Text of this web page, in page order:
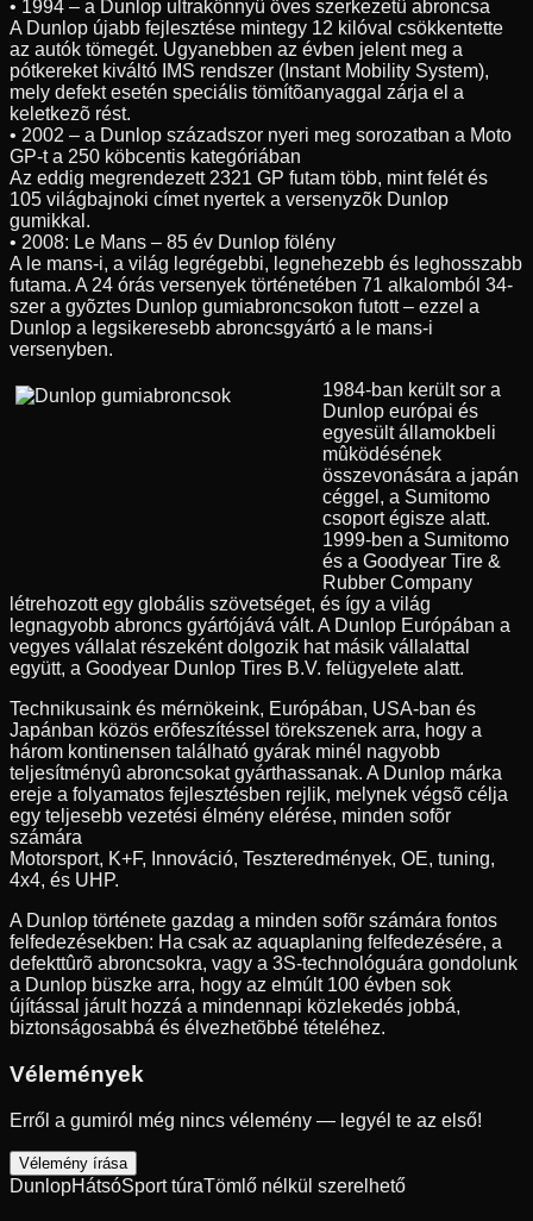
• 1994 – a Dunlop ultrakönnyû öves szerkezetû abroncsa
A Dunlop újabb fejlesztése mintegy 12 kilóval csökkentette
az autók tömegét. Ugyanebben az évben jelent meg a
pótkereket kiváltó IMS rendszer (Instant Mobility System),
mely defekt esetén speciális tömítõanyaggal zárja el a
keletkezõ rést.
• 2002 – a Dunlop századszor nyeri meg sorozatban a Moto
GP-t a 250 köbcentis kategóriában
Az eddig megrendezett 2321 GP futam több, mint felét és
105 világbajnoki címet nyertek a versenyzõk Dunlop
gumikkal.
• 2008: Le Mans – 85 év Dunlop fölény
A le mans-i, a világ legrégebbi, legnehezebb és leghosszabb
futama. A 24 órás versenyek történetében 71 alkalomból 34-
szer a gyõztes Dunlop gumiabroncsokon futott – ezzel a
Dunlop a legsikeresebb abroncsgyártó a le mans-i
versenyben.
1984-ban került sor a
Dunlop európai és
egyesült államokbeli
mûködésének
összevonására a japán
céggel, a Sumitomo
csoport égisze alatt.
1999-ben a Sumitomo
és a Goodyear Tire &
Rubber Company
létrehozott egy globális szövetséget, és így a világ
legnagyobb abroncs gyártójává vált. A Dunlop Európában a
vegyes vállalat részeként dolgozik hat másik vállalattal
együtt, a Goodyear Dunlop Tires B.V. felügyelete alatt.
Technikusaink és mérnökeink, Európában, USA-ban és
Japánban közös erõfeszítéssel törekszenek arra, hogy a
három kontinensen található gyárak minél nagyobb
teljesítményû abroncsokat gyárthassanak. A Dunlop márka
ereje a folyamatos fejlesztésben rejlik, melynek végsõ célja
egy teljesebb vezetési élmény elérése, minden sofõr
számára
Motorsport, K+F, Innováció, Teszteredmények, OE, tuning,
4x4, és UHP.
A Dunlop története gazdag a minden sofõr számára fontos
felfedezésekben: Ha csak az aquaplaning felfedezésére, a
defekttûrõ abroncsokra, vagy a 3S-technológuára gondolunk
a Dunlop büszke arra, hogy az elmúlt 100 évben sok
újítással járult hozzá a mindennapi közlekedés jobbá,
biztonságosabbá és élvezhetõbbé tételéhez.
Vélemények
Erről a gumiról még nincs vélemény — legyél te az első!
Vélemény írása
DunlopHátsóSport túraTömlő nélkül szerelhető